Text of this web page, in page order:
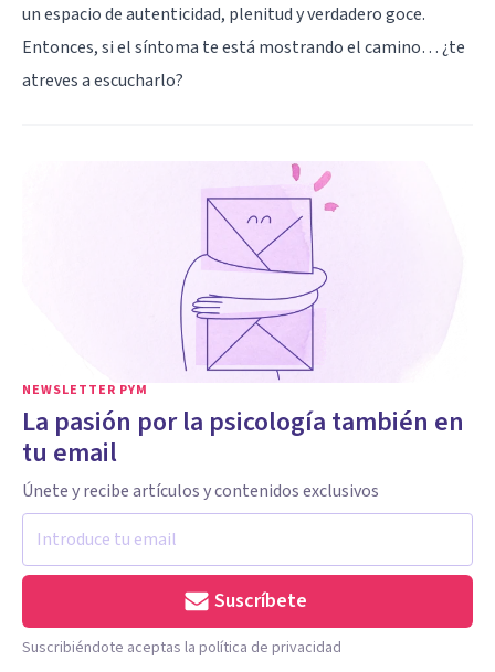
un espacio de autenticidad, plenitud y verdadero goce.
Entonces, si el síntoma te está mostrando el camino… ¿te
atreves a escucharlo?
NEWSLETTER PYM
La pasión por la psicología también en
tu email
Únete y recibe artículos y contenidos exclusivos
Suscríbete
Suscribiéndote aceptas la política de privacidad